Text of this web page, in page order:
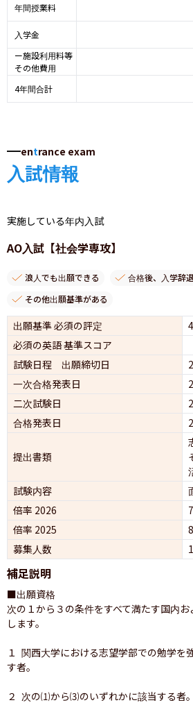
年間授業料
入学金
ー施設利用料等
その他費用
4年間合計
entrance exam
入試情報
実施している年内入試
AO入試【社会学専攻】
浪人でも出願できる
合格後、入学辞
その他出願基準がある
出願基準 必須の評定
4
必須の英語 基準スコア
試験日程 出願締切日
一次合格発表日
二次試験日
合格発表日
提出書類
試験内容
倍率 2026
倍率 2025
募集人数
補足説明
■出願資格
次の１から３の条件をすべて満たす国内
します。
１ 関西大学における志望学部での勉学を
す者。
２ 次の⑴から⑶のいずれかに該当する者。